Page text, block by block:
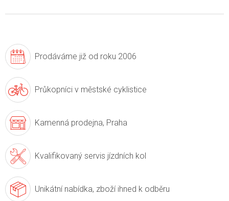
Prodáváme již od roku 2006
Průkopníci v městské cyklistice
Kamenná prodejna, Praha
Kvalifikovaný servis jízdních kol
Unikátní nabídka, zboží ihned k odběru